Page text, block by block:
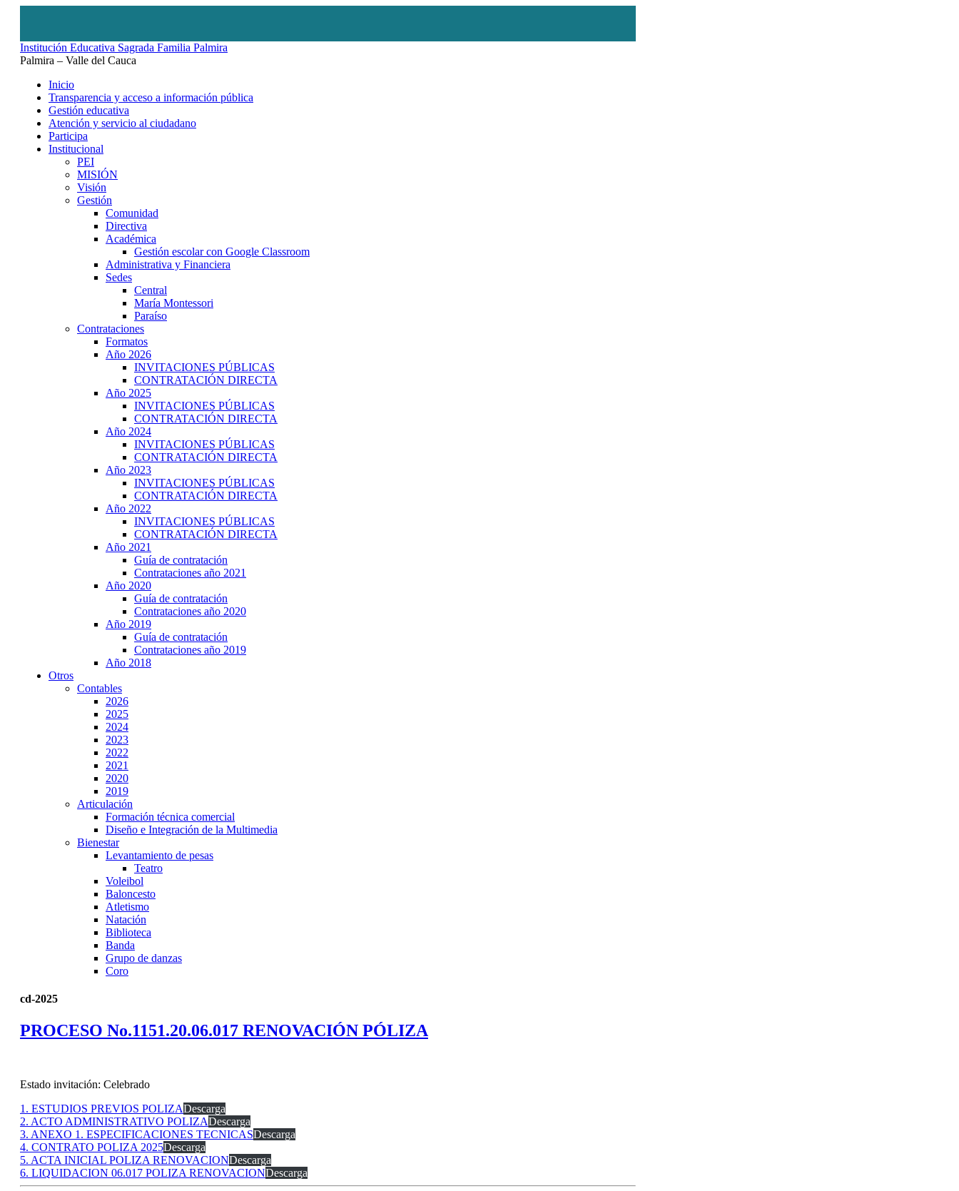
Institución Educativa Sagrada Familia Palmira
Palmira – Valle del Cauca
Inicio
Transparencia y acceso a información pública
Gestión educativa
Atención y servicio al ciudadano
Participa
Institucional
PEI
MISIÓN
Visión
Gestión
Comunidad
Directiva
Académica
Gestión escolar con Google Classroom
Administrativa y Financiera
Sedes
Central
María Montessori
Paraíso
Contrataciones
Formatos
Año 2026
INVITACIONES PÚBLICAS
CONTRATACIÓN DIRECTA
Año 2025
INVITACIONES PÚBLICAS
CONTRATACIÓN DIRECTA
Año 2024
INVITACIONES PÚBLICAS
CONTRATACIÓN DIRECTA
Año 2023
INVITACIONES PÚBLICAS
CONTRATACIÓN DIRECTA
Año 2022
INVITACIONES PÚBLICAS
CONTRATACIÓN DIRECTA
Año 2021
Guía de contratación
Contrataciones año 2021
Año 2020
Guía de contratación
Contrataciones año 2020
Año 2019
Guía de contratación
Contrataciones año 2019
Año 2018
Otros
Contables
2026
2025
2024
2023
2022
2021
2020
2019
Articulación
Formación técnica comercial
Diseño e Integración de la Multimedia
Bienestar
Levantamiento de pesas
Teatro
Voleibol
Baloncesto
Atletismo
Natación
Biblioteca
Banda
Grupo de danzas
Coro
cd-2025
PROCESO No.1151.20.06.017 RENOVACIÓN PÓLIZA
Estado invitación: Celebrado
1. ESTUDIOS PREVIOS POLIZADescarga
2. ACTO ADMINISTRATIVO POLIZADescarga
3. ANEXO 1. ESPECIFICACIONES TECNICASDescarga
4. CONTRATO POLIZA 2025Descarga
5. ACTA INICIAL POLIZA RENOVACIONDescarga
6. LIQUIDACION 06.017 POLIZA RENOVACIONDescarga